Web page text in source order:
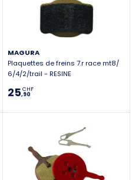
MAGURA
Plaquettes de freins 7.r race mt8/
6/4/2/trail - RESINE
25,90
CHF